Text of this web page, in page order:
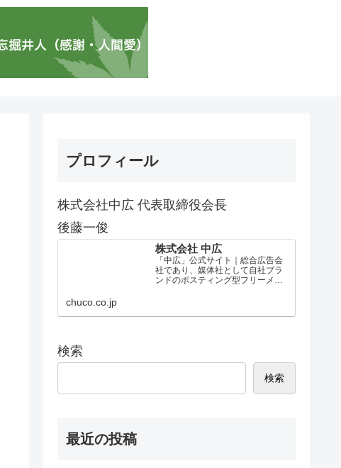
プロフィール
株式会社中広 代表取締役会長
後藤一俊
株式会社 中広
「中広」公式サイト｜総合広告会
社であり、媒体社として自社ブラ
ンドのポスティング型フリーメデ
chuco.co.jp
検索
検索
最近の投稿